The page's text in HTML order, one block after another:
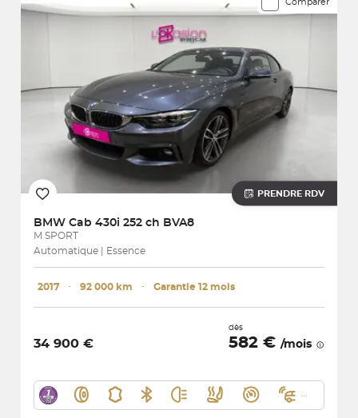
Comparer
PRENDRE RDV
BMW Cab 430i 252 ch BVA8
M SPORT
Automatique | Essence
2017 ･ 92 000 km ･ Garantie 12 mois
34 900 €
dès
582 € /mois